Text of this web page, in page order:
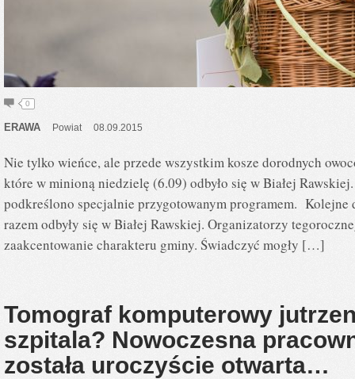
0
ERAWA Powiat 08.09.2015
Nie tylko wieńce, ale przede wszystkim kosze dorodnych
które w minioną niedzielę (6.09) odbyło się w Białej
podkreślono specjalnie przygotowanym programem.
razem odbyły się w Białej Rawskiej. Organizatorzy
zaakcentowanie charakteru gminy. Świadczyć mogły […]
Tomograf komputerowy
szpitala? Nowoczesna
została uroczyście otwarta…